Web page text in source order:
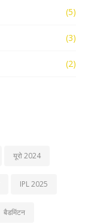
(5)
(3)
(2)
यूरो 2024
IPL 2025
बैडमिंटन